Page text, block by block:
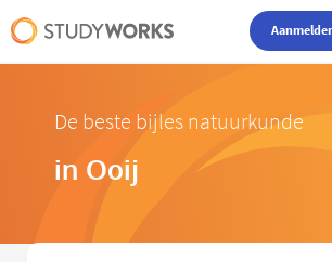
De beste bijles natuurkunde
in Ooij